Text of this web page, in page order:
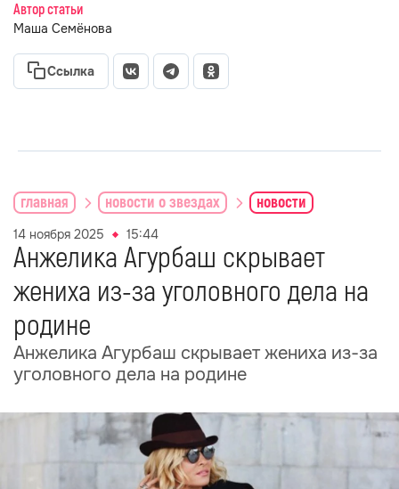
Автор статьи
Маша Семёнова
Ссылка
главная новости о звездах новости
14 ноября 2025 15:44
Анжелика Агурбаш скрывает
жениха из-за уголовного дела на
родине
Анжелика Агурбаш скрывает жениха из-за
уголовного дела на родине